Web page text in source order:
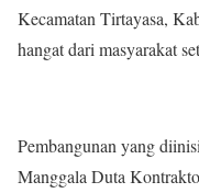
Kecamatan Tirtayasa,
hangat dari masyarakat
Pembangunan yang
Manggala Duta